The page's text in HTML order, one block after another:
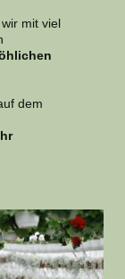
mit viel
dem